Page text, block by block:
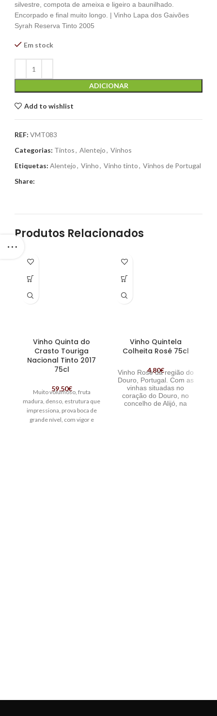
silvestre, compota de ameixa e ligeiro a baunilhado.
Encorpado e final muito longo. | Vinho Lapa dos Gaivões
Syrah Reserva Tinto 2005
Em stock
ADICIONAR
Add to wishlist
REF: VMT083
Categorias: Tintos, Alentejo, Vinhos
Etiquetas: Alentejo, Vinho, Vinho tinto, Vinhos de Portugal
Share:
Produtos Relacionados
Vinho Quinta do
Crasto Touriga
Nacional Tinto 2017
75cl
59,50€
Muito volumoso, fruta
madura, denso, estrutura que
impressiona, prova boca de
grande nível, com vigor e
Vinho Quintela
Colheita Rosé 75cl
4,80€
Vinho Rosé da região do
Douro, Portugal. Com as
vinhas situadas no
coração do Douro, no
concelho de Alijó, na